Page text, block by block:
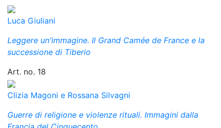
Luca Giuliani
Leggere un'immagine. Il Grand Camée de France e la
successione di Tiberio
Art. no. 18
Clizia Magoni e Rossana Silvagni
Guerre di religione e violenze rituali. Immagini dalla